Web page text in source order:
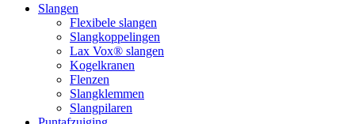
Slangen
Flexibele slangen
Slangkoppelingen
Lax Vox® slangen
Kogelkranen
Flenzen
Slangklemmen
Slangpilaren